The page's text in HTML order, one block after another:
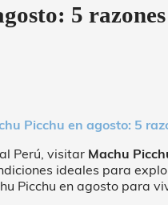
5
Picchu en agosto: 5
Perú, visitar Machu
ideales para
Picchu en agosto para